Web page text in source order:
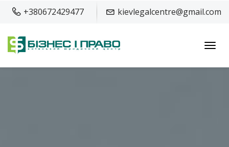
+380672429477 kievlegalcentre@gmail.com